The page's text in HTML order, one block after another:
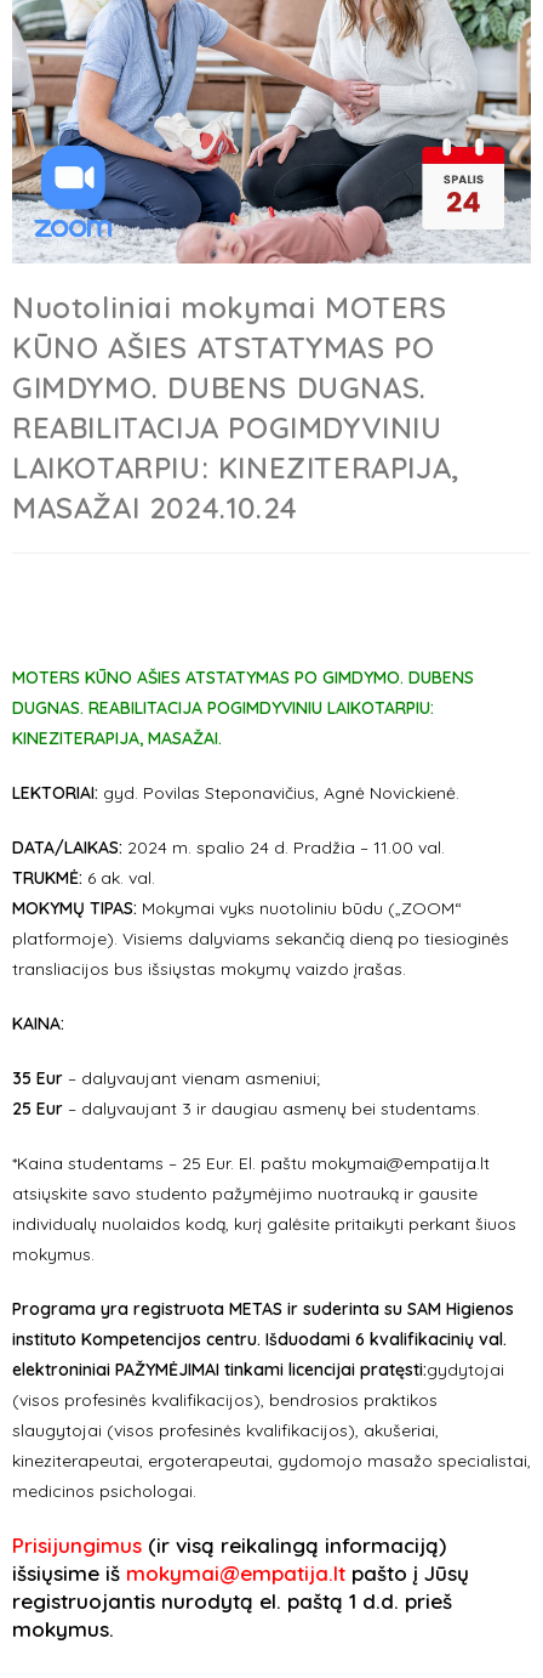
Nuotoliniai mokymai MOTERS
KŪNO AŠIES ATSTATYMAS PO
GIMDYMO. DUBENS DUGNAS.
REABILITACIJA POGIMDYVINIU
LAIKOTARPIU: KINEZITERAPIJA,
MASAŽAI 2024.10.24
MOTERS KŪNO AŠIES ATSTATYMAS PO GIMDYMO. DUBENS
DUGNAS. REABILITACIJA POGIMDYVINIU LAIKOTARPIU:
KINEZITERAPIJA, MASAŽAI.
LEKTORIAI: gyd. Povilas Steponavičius, Agnė Novickienė.
DATA/LAIKAS: 2024 m. spalio 24 d. Pradžia – 11.00 val.
TRUKMĖ: 6 ak. val.
MOKYMŲ TIPAS: Mokymai vyks nuotoliniu būdu („ZOOM“
platformoje). Visiems dalyviams sekančią dieną po tiesioginės
transliacijos bus išsiųstas mokymų vaizdo įrašas.
KAINA:
35 Eur – dalyvaujant vienam asmeniui;
25 Eur – dalyvaujant 3 ir daugiau asmenų bei studentams.
*Kaina studentams – 25 Eur. El. paštu mokymai@empatija.lt
atsiųskite savo studento pažymėjimo nuotrauką ir gausite
individualų nuolaidos kodą, kurį galėsite pritaikyti perkant šiuos
mokymus.
Programa yra registruota METAS ir suderinta su SAM Higienos
instituto Kompetencijos centru. Išduodami 6 kvalifikacinių val.
elektroniniai PAŽYMĖJIMAI tinkami licencijai pratęsti:gydytojai
(visos profesinės kvalifikacijos), bendrosios praktikos
slaugytojai (visos profesinės kvalifikacijos), akušeriai,
kineziterapeutai, ergoterapeutai, gydomojo masažo specialistai,
medicinos psichologai.
Prisijungimus (ir visą reikalingą informaciją)
išsiųsime iš mokymai@empatija.lt pašto į Jūsų
registruojantis nurodytą el. paštą 1 d.d. prieš
mokymus.